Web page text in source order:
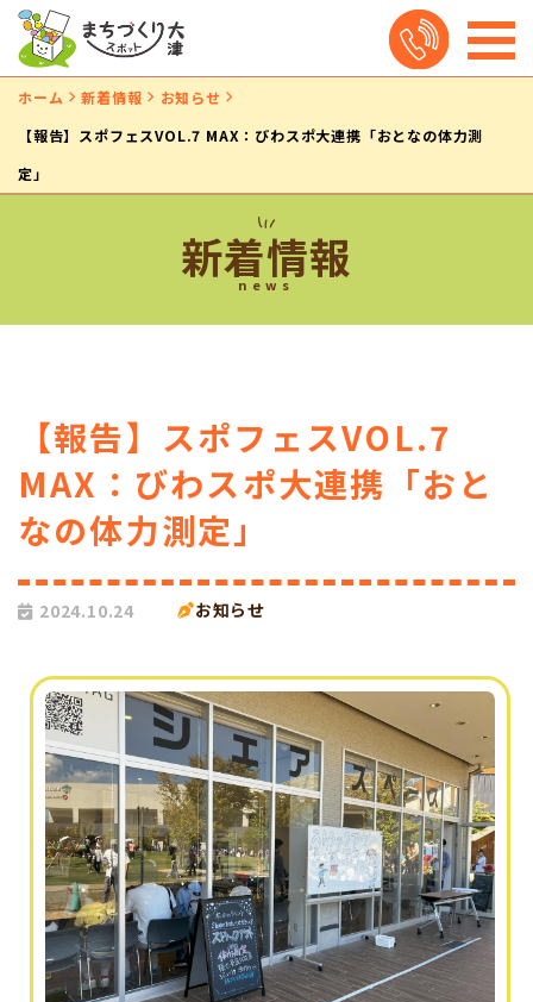
ホーム 新着情報
お知らせ
【報告】スポフェスVOL.7 MAX：びわスポ大連携「おとなの体力測
定」
新着情報
news
【報告】スポフェスVOL.7
MAX：びわスポ大連携「おと
なの体力測定」
2024.10.24 お知らせ